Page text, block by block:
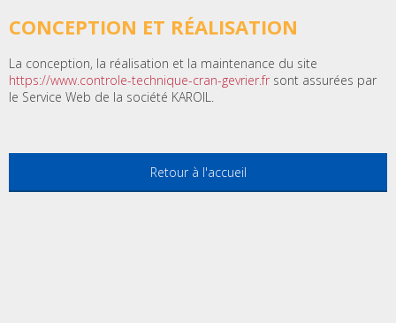
CONCEPTION ET RÉALISATION
La conception, la réalisation et la maintenance du site
https://www.controle-technique-cran-gevrier.fr sont assurées par
le Service Web de la société KAROIL.
Retour à l'accueil